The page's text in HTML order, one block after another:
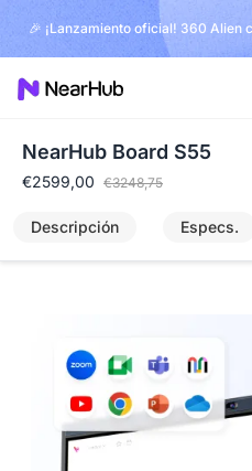
🎉 ¡Lanzamiento oficial! 360 Alien
NearHub Board S55
€2599,00 €3248,75
Descripción Especs.